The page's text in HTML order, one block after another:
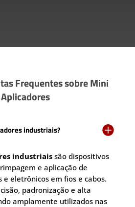
Frequentes sobre Mini
Aplicadores
industriais? 
industriais são dispositivos
e aplicação de
eletrônicos em fios e cabos.
padronização e alta
amplamente utilizados nas